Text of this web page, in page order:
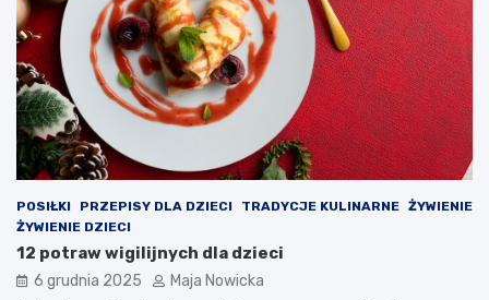
POSIŁKI PRZEPISY DLA DZIECI TRADYCJE KULINARNE ŻYWIENIE
ŻYWIENIE DZIECI
12 potraw wigilijnych dla dzieci
6 grudnia 2025 Maja Nowicka